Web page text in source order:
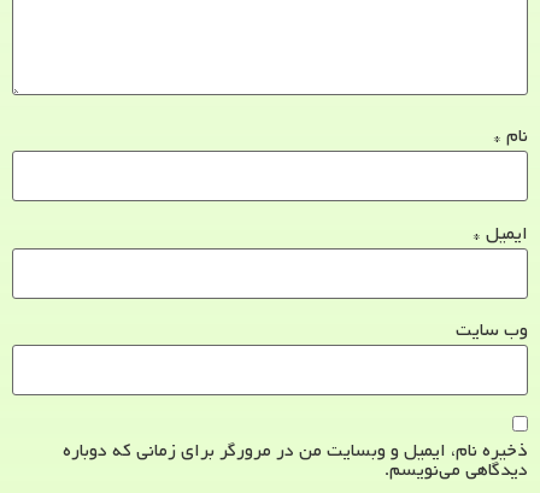
نام *
ایمیل *
وب‌ سایت
ذخیره نام، ایمیل و وبسایت من در مرورگر برای زمانی که دوباره
دیدگاهی می‌نویسم.